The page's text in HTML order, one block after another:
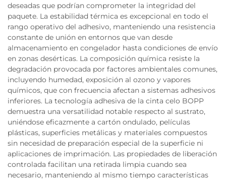
deseadas que podrían comprometer la integridad del
paquete. La estabilidad térmica es excepcional en todo el
rango operativo del adhesivo, manteniendo una resistencia
constante de unión en entornos que van desde
almacenamiento en congelador hasta condiciones de envío
en zonas desérticas. La composición química resiste la
degradación provocada por factores ambientales comunes,
incluyendo humedad, exposición al ozono y vapores
químicos, que con frecuencia afectan a sistemas adhesivos
inferiores. La tecnología adhesiva de la cinta celo BOPP
demuestra una versatilidad notable respecto al sustrato,
uniéndose eficazmente a cartón ondulado, películas
plásticas, superficies metálicas y materiales compuestos
sin necesidad de preparación especial de la superficie ni
aplicaciones de imprimación. Las propiedades de liberación
controlada facilitan una retirada limpia cuando sea
necesario, manteniendo al mismo tiempo características